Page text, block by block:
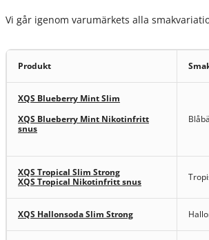
Vi går igenom varumärkets alla
Produkt
XQS Blueberry Mint Slim
XQS Blueberry Mint Nikotinfritt
snus
XQS Tropical Slim Strong
XQS Tropical Nikotinfritt snus
XQS Hallonsoda Slim Strong